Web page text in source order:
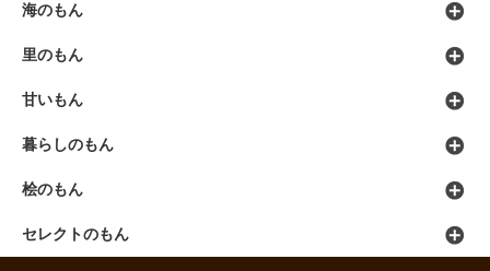
海のもん
里のもん
甘いもん
暮らしのもん
桧のもん
セレクトのもん